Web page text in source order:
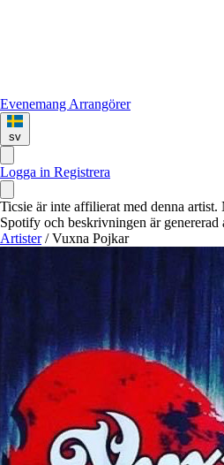
Evenemang Arrangörer
sv
Logga in Registrera
Ticsie är inte affilierat med denna
Spotify och beskrivningen är genererad
Artister / Vuxna Pojkar